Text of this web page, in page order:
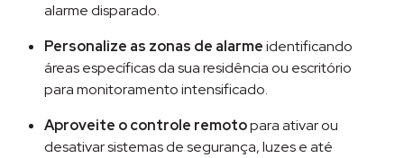
alarme disparado.
Personalize as zonas de alarmeidentificando
áreas específicas da sua residência ou escritório
para monitoramento intensificado.
Aproveite o controle remotopara ativar ou
desativar sistemas de segurança, luzes e até